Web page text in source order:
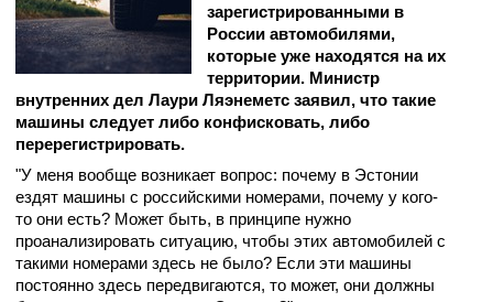
зарегистрированными в
России автомобилями,
которые уже находятся на их
территории. Министр
внутренних дел Лаури Ляэнеметс заявил, что такие
машины следует либо конфисковать, либо
перерегистрировать.
"У меня вообще возникает вопрос: почему в Эстонии
ездят машины с российскими номерами, почему у кого-
то они есть? Может быть, в принципе нужно
проанализировать ситуацию, чтобы этих автомобилей с
такими номерами здесь не было? Если эти машины
постоянно здесь передвигаются, то может, они должны